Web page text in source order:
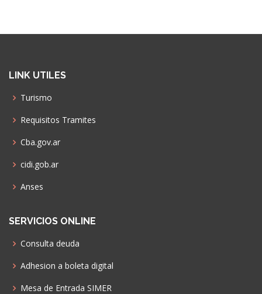
LINK UTILES
Turismo
Requisitos Tramites
Cba.gov.ar
cidi.gob.ar
Anses
SERVICIOS ONLINE
Consulta deuda
Adhesion a boleta digital
Mesa de Entrada SIMER